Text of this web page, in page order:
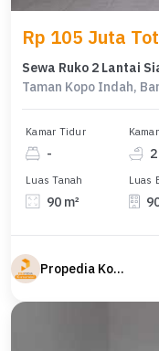
Rp 105 Juta
Sewa Ruko 2 Lantai
Taman Kopo Indah,
Kamar Tidur
- 2
Luas Tanah
90 m²
Luas
Propedia Komersial